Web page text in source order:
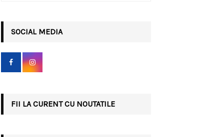
r
SOCIAL MEDIA
FII LA CURENT CU NOUTATILE